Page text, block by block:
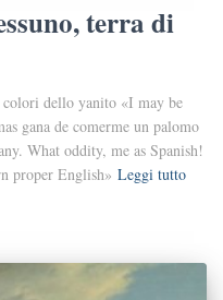
terra di
dello yanito «I may be
gana de comerme un palomo
What oddity, me as Spanish!
proper English» Leggi tutto